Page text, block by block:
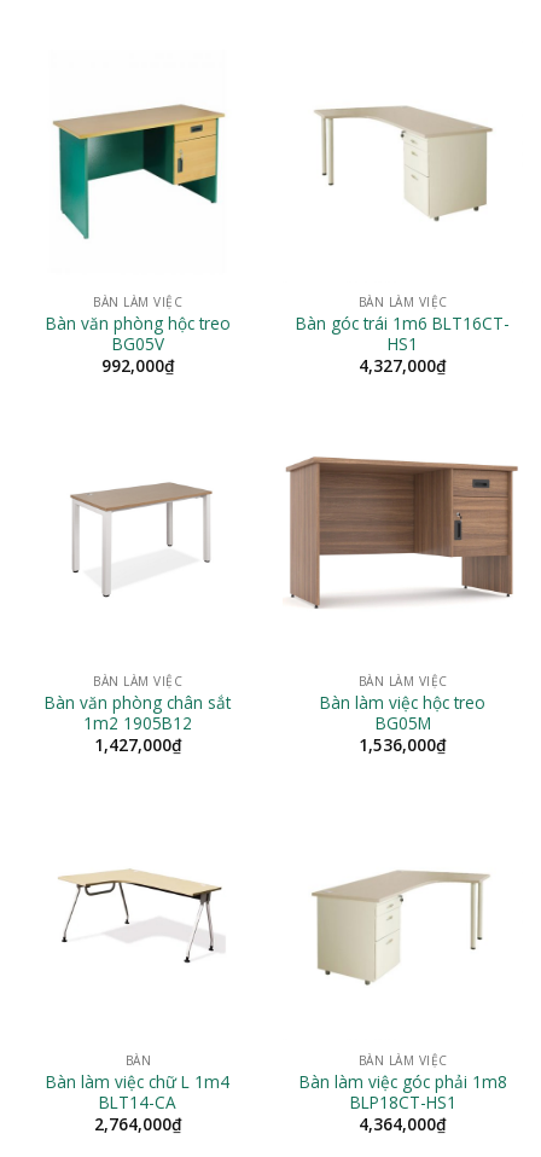
BÀN LÀM VIỆC
Bàn văn phòng hộc treo
BG05V
992,000₫
BÀN LÀM VIỆC
Bàn góc trái 1m6 BLT16CT-
HS1
4,327,000₫
BÀN LÀM VIỆC
Bàn văn phòng chân sắt
1m2 1905B12
1,427,000₫
BÀN LÀM VIỆC
Bàn làm việc hộc treo
BG05M
1,536,000₫
BÀN
Bàn làm việc chữ L 1m4
BLT14-CA
2,764,000₫
BÀN LÀM VIỆC
Bàn làm việc góc phải 1m8
BLP18CT-HS1
4,364,000₫